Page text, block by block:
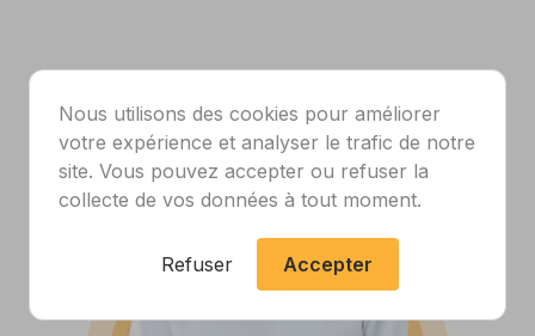
Nous utilisons des cookies pour améliorer
votre expérience et analyser le trafic de notre
site. Vous pouvez accepter ou refuser la
collecte de vos données à tout moment.
Refuser Accepter